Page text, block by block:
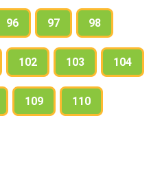
96 97 98
102 103 104
109 110